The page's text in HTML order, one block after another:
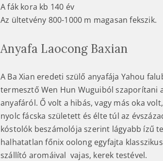
A fák kora kb 140 év
Az ültetvény 800-1000 m magasan fekszik.
Anyafa Laocong Baxian
A Ba Xian eredeti szülő anyafája Yahou
termesztő Wen Hun Wuguiból szaporítani
anyafáról. Ő volt a hibás, vagy más oka
nyolc fácska született és élte túl az
kóstolók beszámolója szerint lágyabb ízű
halhatatlan főnix oolong egyfajta
szállító aromáival vajas, kerek testével.